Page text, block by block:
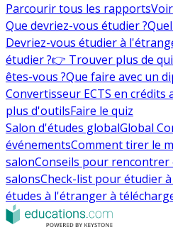
Parcourir tous les rapports
Que devriez-vous étudier ?
Devriez-vous étudier à
étudier ?👉 Trouver plus de
êtes-vous ?Que faire avec un
Convertisseur ECTS en crédits
plus d'outilsFaire le quiz
Salon d'études globalGlobal
événementsComment tirer le
salonConseils pour rencontrer
salonsCheck-list pour étudier
études à l'étranger à